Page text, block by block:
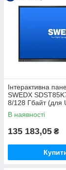
Інтерактивна
SWEDX
8/128 Гбайт (для
В наявності
135 183,05 ₴